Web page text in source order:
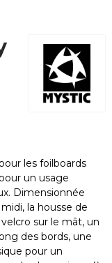
les foilboards
un usage
Dimensionnée
la housse de
sur le mât, un
des bords, une
pour un